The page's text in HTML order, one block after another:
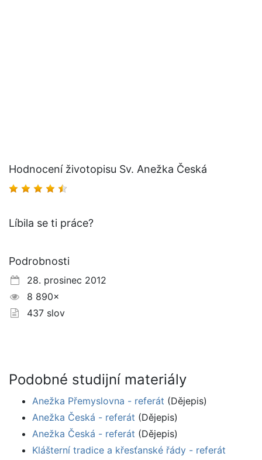
Hodnocení životopisu Sv. Anežka Česká
Líbila se ti práce?
Podrobnosti
28. prosinec 2012
8 890×
437 slov
Podobné studijní materiály
Anežka Přemyslovna - referát (Dějepis)
Anežka Česká - referát (Dějepis)
Anežka Česká - referát (Dějepis)
Klášterní tradice a křesťanské řády - referát